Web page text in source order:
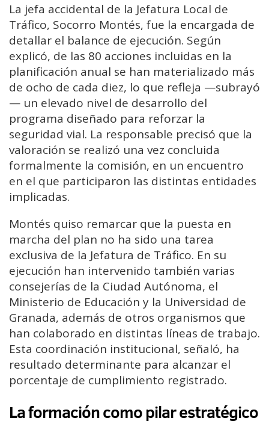
La jefa accidental de la Jefatura Local de
Tráfico, Socorro Montés, fue la encargada de
detallar el balance de ejecución. Según
explicó, de las 80 acciones incluidas en la
planificación anual se han materializado más
de ocho de cada diez, lo que refleja —subrayó
— un elevado nivel de desarrollo del
programa diseñado para reforzar la
seguridad vial. La responsable precisó que la
valoración se realizó una vez concluida
formalmente la comisión, en un encuentro
en el que participaron las distintas entidades
implicadas.
Montés quiso remarcar que la puesta en
marcha del plan no ha sido una tarea
exclusiva de la Jefatura de Tráfico. En su
ejecución han intervenido también varias
consejerías de la Ciudad Autónoma, el
Ministerio de Educación y la Universidad de
Granada, además de otros organismos que
han colaborado en distintas líneas de trabajo.
Esta coordinación institucional, señaló, ha
resultado determinante para alcanzar el
porcentaje de cumplimiento registrado.
La formación como pilar estratégico